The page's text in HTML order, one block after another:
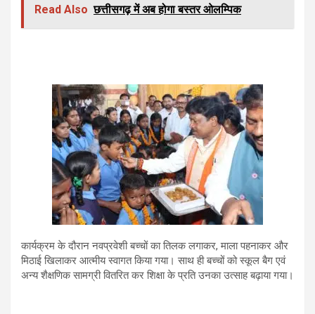
Read Also छत्तीसगढ़ में अब होगा बस्तर ओलम्पिक
कार्यक्रम के दौरान नवप्रवेशी बच्चों का तिलक लगाकर, माला पहनाकर और
मिठाई खिलाकर आत्मीय स्वागत किया गया। साथ ही बच्चों को स्कूल बैग एवं
अन्य शैक्षणिक सामग्री वितरित कर शिक्षा के प्रति उनका उत्साह बढ़ाया गया।